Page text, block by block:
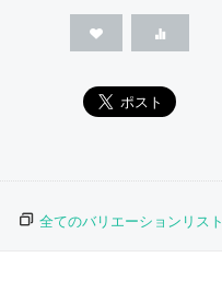
全てのバリエーションリスト